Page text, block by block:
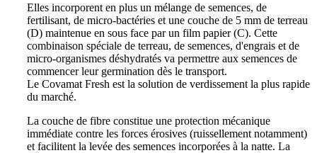
Elles incorporent en plus un mélange de semences, de
fertilisant, de micro-bactéries et une couche de 5 mm de terreau
(D) maintenue en sous face par un film papier (C). Cette
combinaison spéciale de terreau, de semences, d'engrais et de
micro-organismes déshydratés va permettre aux semences de
commencer leur germination dès le transport.
Le Covamat Fresh est la solution de verdissement la plus rapide
du marché.
La couche de fibre constitue une protection mécanique
immédiate contre les forces érosives (ruissellement notamment)
et facilitent la levée des semences incorporées à la natte. La